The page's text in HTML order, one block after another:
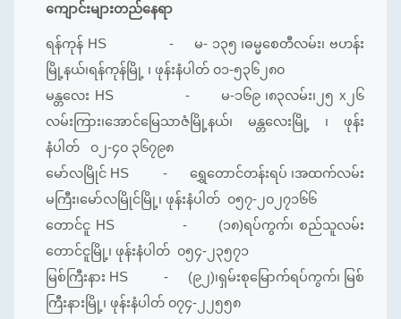
ကျောင်းများတည်နေရာ
ရန်ကုန် HS - မ- ၁၃၅ ၊ဓမ္မစေတီလမ်း၊ ဗဟန်း
မြို့နယ်၊ရန်ကုန်မြို့ ၊ ဖုန်းနံပါတ် ၀၁-၅၃၆၂၈၀
မန္တလေး HS - မ-၁၆၉ ၊၈၃လမ်း၊၂၅ x၂၆
လမ်းကြား၊အောင်‌မြေသာဇံမြို့နယ်၊ မန္တလေးမြို့ ၊ ဖုန်း
နံပါတ် ၀၂-၄၀ ၃၆၇၉၈
မော်လမြိုင် HS - ရွှေတောင်တန်းရပ် ၊အထက်လမ်း
မကြီး၊မော်လမြိုင်မြို့၊ ဖုန်းနံပါတ် ၀၅၇-၂၀၂၇၁၆၆
တောင်ငူ HS - (၁၈)ရပ်ကွက်၊ စည်သူလမ်း
တောင်ငူမြို့၊ ဖုန်းနံပါတ် ၀၅၄-၂၃၅၇၁
မြစ်ကြီးနား HS - (၉၂)၊ရှမ်းစုမြောက်ရပ်ကွက်၊ မြစ်
ကြီးနားမြို့၊ ဖုန်းနံပါတ် ၀၇၄-၂၂၅၅၈